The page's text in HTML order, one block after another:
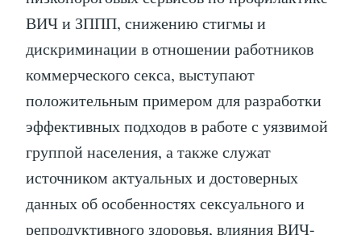
ВИЧ и ЗППП, снижению стигмы и
дискриминации в отношении работников
коммерческого секса, выступают
положительным примером для разработки
эффективных подходов в работе с уязвимой
группой населения, а также служат
источником актуальных и достоверных
данных об особенностях сексуального и
репродуктивного здоровья, влияния ВИЧ-